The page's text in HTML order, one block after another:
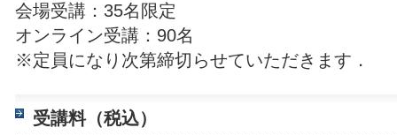
会場受講：35名限定
オンライン受講：90名
※定員になり次第締切らせていただきます．
受講料（税込）